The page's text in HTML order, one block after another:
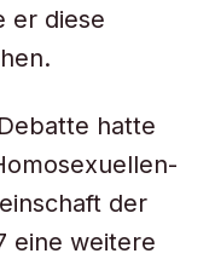
er diese
hatte
der
eine weitere